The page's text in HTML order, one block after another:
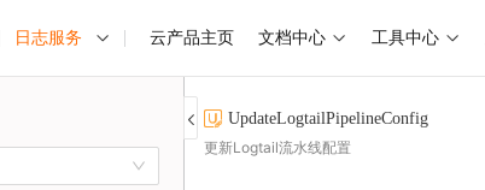
日志服务 云产品主页 文档中心 工具中心
UpdateLogtailPipelineConfig
更新Logtail流水线配置